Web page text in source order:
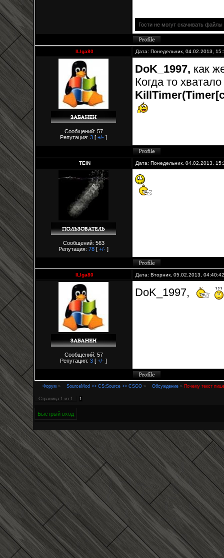
Гости не могут скачивать файлы
ILlga80 Дата: Понедельник, 04.02.2013,
Сообщений: 57
Репутация: 3 [ +/- ]
DoK_1997, как
Когда то хватало
TEIN Дата: Понедельник, 04.02.2013,
Сообщений: 563
Репутация: 78 [ +/- ]
ILlga80 Дата: Вторник, 05.02.2013,
Сообщений: 57
Репутация: 3 [ +/- ]
DoK_1997,
Форум » SourceMod >> CS:Source >> CSGO » Обсуждение » Почему текст
Страница 1 из 1 1